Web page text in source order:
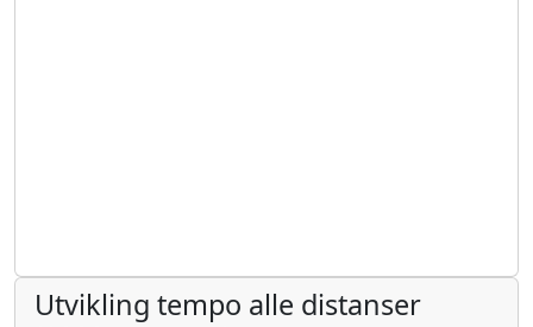
Utvikling tempo alle distanser